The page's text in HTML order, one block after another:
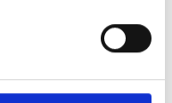
um Besuchern auf